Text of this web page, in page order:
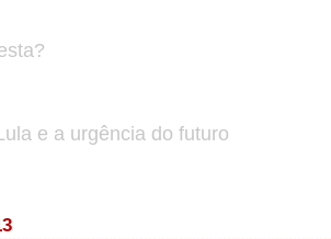
e a urgência do futuro